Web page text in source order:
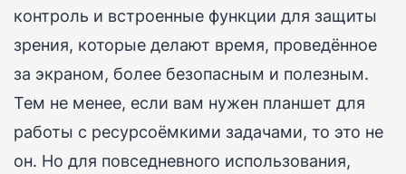
контроль и встроенные функции для защиты
зрения, которые делают время, проведённое
за экраном, более безопасным и полезным.
Тем не менее, если вам нужен планшет для
работы с ресурсоёмкими задачами, то это не
он. Но для повседневного использования,